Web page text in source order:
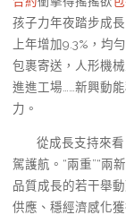
孩子力年夜踏步成
上年增加9.3%，均
包裹寄送，人形機
進進工場……新興動
力。
從成長支持來
駕護航。“兩重”“兩
品質成長的若干舉
供應、穩經濟感化